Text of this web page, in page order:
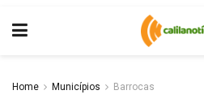
Home Municípios Barrocas